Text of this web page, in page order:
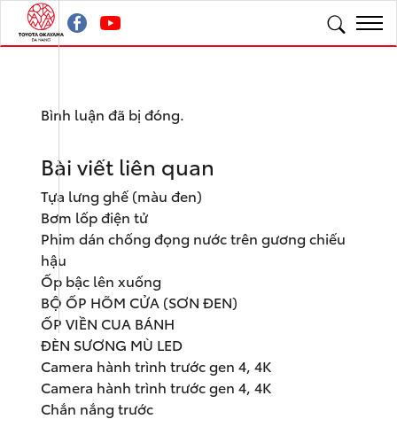
Bình luận đã bị đóng.
Bài viết liên quan
Tựa lưng ghế (màu đen)
Bơm lốp điện tử
Phim dán chống đọng nước trên gương chiếu
hậu
Ốp bậc lên xuống
BỘ ỐP HÕM CỬA (SƠN ĐEN)
ỐP VIỀN CUA BÁNH
ĐÈN SƯƠNG MÙ LED
Camera hành trình trước gen 4, 4K
Camera hành trình trước gen 4, 4K
Chắn nắng trước